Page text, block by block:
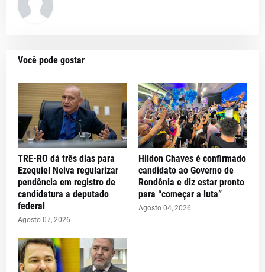
Você pode gostar
TRE-RO dá três dias para
Ezequiel Neiva regularizar
pendência em registro de
candidatura a deputado
federal
Agosto 07, 2026
Hildon Chaves é confirmado
candidato ao Governo de
Rondônia e diz estar pronto
para “começar a luta”
Agosto 04, 2026